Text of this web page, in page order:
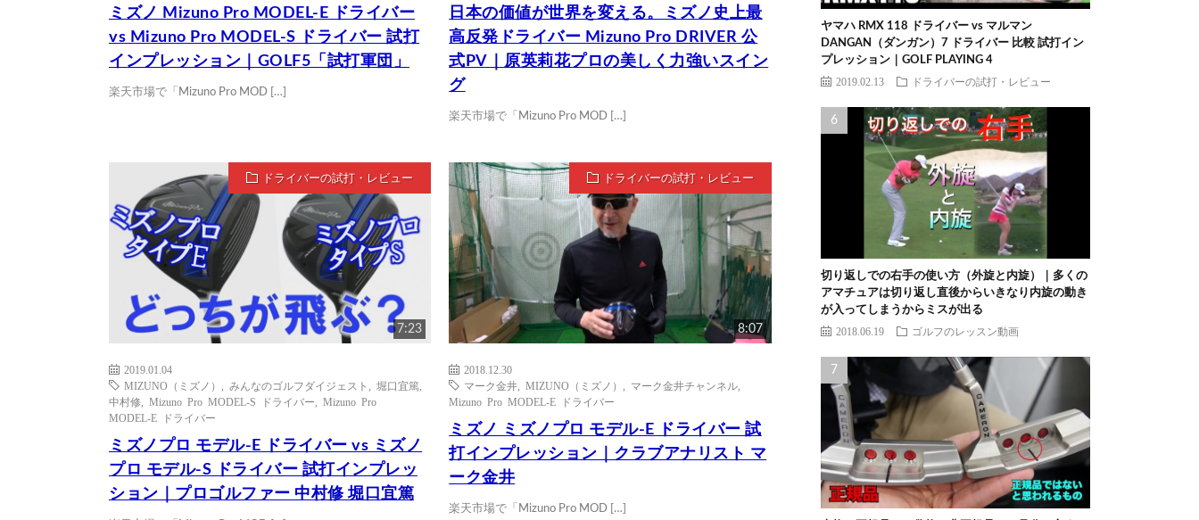
ミズノ Mizuno Pro MODEL-E ドライバー
vs Mizuno Pro MODEL-S ドライバー 試打
インプレッション｜GOLF5「試打軍団」
楽天市場で「Mizuno Pro MOD […]
日本の価値が世界を変える。ミズノ史上最
高反発ドライバー Mizuno Pro DRIVER 公
式PV｜原英莉花プロの美しく力強いスイン
グ
楽天市場で「Mizuno Pro MOD […]
ドライバーの試打・レビュー
7:23
2019.01.04
MIZUNO（ミズノ）
みんなのゴルフダイジェスト 堀口宜篤
中村修
Mizuno Pro MODEL-S ドライバー
Mizuno Pro
MODEL-E ドライバー
ミズノプロ モデル-E ドライバー vs ミズノ
プロ モデル-S ドライバー 試打インプレッ
ション｜プロゴルファー 中村修 堀口宜篤
ドライバーの試打・レビュー
8:07
2018.12.30
マーク金井 ,MIZUNO（ミズノ） マーク金井チャンネル
Mizuno Pro MODEL-E ドライバー
ミズノ ミズノプロ モデル-E ドライバー 試
打インプレッション｜クラブアナリスト マ
ーク金井
楽天市場で「Mizuno Pro MOD […]
ヤマハ RMX 118 ドライバー vs マルマン
DANGAN（ダンガン）7 ドライバー 比較 試打イン
プレッション｜GOLF PLAYING 4
2019.02.13 ドライバーの試打・レビュー
切り返しでの右手の使い方（外旋と内旋）｜多くの
アマチュアは切り返し直後からいきなり内旋の動き
が入ってしまうからミスが出る
2018.06.19 ゴルフのレッスン動画